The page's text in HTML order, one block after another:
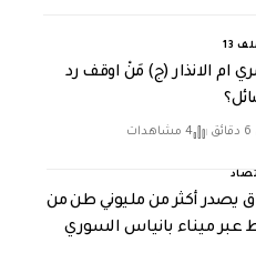
13
ام الانذار (ج) مَنْ اوقف رد
4 مشاهدات
يصدر أكثر من مليوني طن من
عبر ميناء بانياس السوري